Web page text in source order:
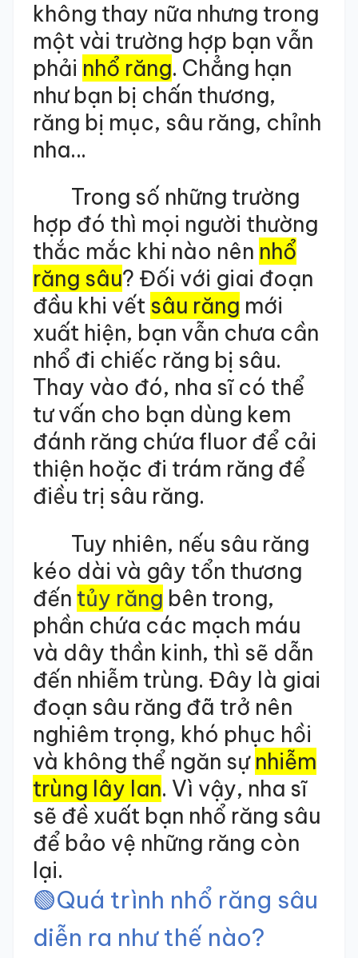
không thay nữa nhưng trong
một vài trường hợp bạn vẫn
phải nhổ răng. Chẳng hạn
như bạn bị chấn thương,
răng bị mục, sâu răng, chỉnh
nha…
Trong số những trường
hợp đó thì mọi người thường
thắc mắc khi nào nên nhổ
răng sâu? Đối với giai đoạn
đầu khi vết sâu răng mới
xuất hiện, bạn vẫn chưa cần
nhổ đi chiếc răng bị sâu.
Thay vào đó, nha sĩ có thể
tư vấn cho bạn dùng kem
đánh răng chứa fluor để cải
thiện hoặc đi trám răng để
điều trị sâu răng.
Tuy nhiên, nếu sâu răng
kéo dài và gây tổn thương
đến tủy răng bên trong,
phần chứa các mạch máu
và dây thần kinh, thì sẽ dẫn
đến nhiễm trùng. Đây là giai
đoạn sâu răng đã trở nên
nghiêm trọng, khó phục hồi
và không thể ngăn sự nhiễm
trùng lây lan. Vì vậy, nha sĩ
sẽ đề xuất bạn nhổ răng sâu
để bảo vệ những răng còn
lại.
🟢Quá trình nhổ răng sâu
diễn ra như thế nào?